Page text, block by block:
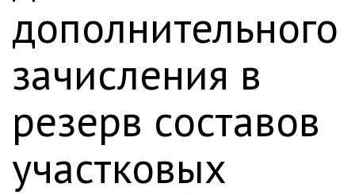
дополнительного
зачисления в
резерв составов
участковых